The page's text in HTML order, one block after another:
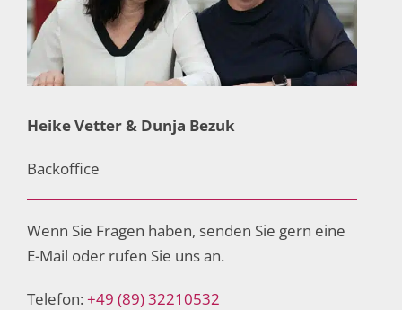
Heike Vetter & Dunja Bezuk
Backoffice
Wenn Sie Fragen haben, senden Sie gern eine
E-Mail oder rufen Sie uns an.
Telefon: +49 (89) 32210532